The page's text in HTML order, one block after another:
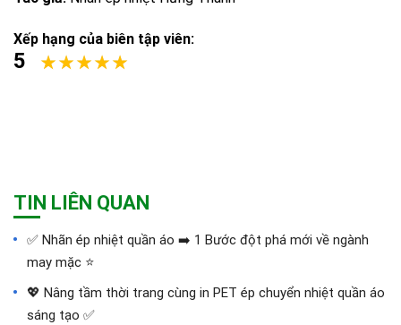
Xếp hạng của biên tập viên:
5
TIN LIÊN QUAN
✅‪ Nhãn ép nhiệt quần áo ➡️ 1 Bước đột phá mới về ngành
may mặc ⭐️
💖 Nâng tầm thời trang cùng in PET ép chuyển nhiệt quần áo
sáng tạo ✅